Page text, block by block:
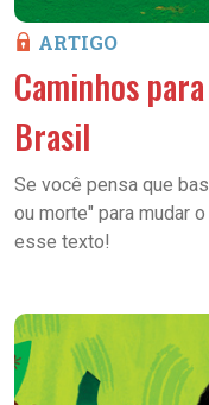
ARTIGO
Caminhos
Brasil
Se você pensa que
ou morte" para mudar
esse texto!